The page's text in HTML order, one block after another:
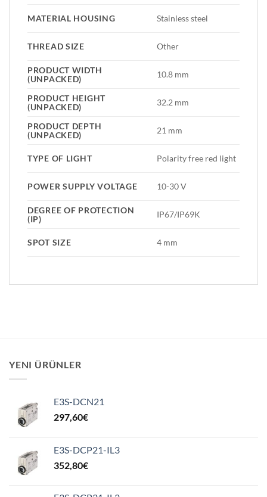
MATERIAL HOUSING Stainless steel
THREAD SIZE Other
PRODUCT WIDTH
(UNPACKED)
10.8 mm
PRODUCT HEIGHT
(UNPACKED)
32.2 mm
PRODUCT DEPTH
(UNPACKED)
21 mm
TYPE OF LIGHT Polarity free red light
POWER SUPPLY VOLTAGE 10-30 V
DEGREE OF PROTECTION
(IP)
IP67/IP69K
SPOT SIZE 4 mm
YENI ÜRÜNLER
E3S-DCN21
297,60€
E3S-DCP21-IL3
352,80€